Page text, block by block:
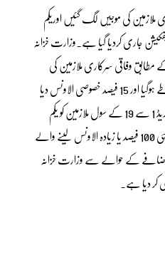
کی موجیں لگ گئیں اوریکم
کا نوٹیفکیشن جاری کردیا گیا ہے۔وزارت خزانہ
وفاقی سرکاری ملازمین کی
تنخواہوں میں فرق کم کرنے کا معاملہ طے ہوگیا اور 15 فیصد خصوصی الاونس دیا
جائے گا۔وزارت خزانہ کے مطابق گریڈ 1 سے 19 کے سول ملازمین کو یکم
مارچ سے الاونس ملے گا، پہلے سے ہی 100 فیصد یا زیادہ الاونس لینے والے
اضافے کے حوالے سے وزارت خزانہ
کر دیا ہے۔